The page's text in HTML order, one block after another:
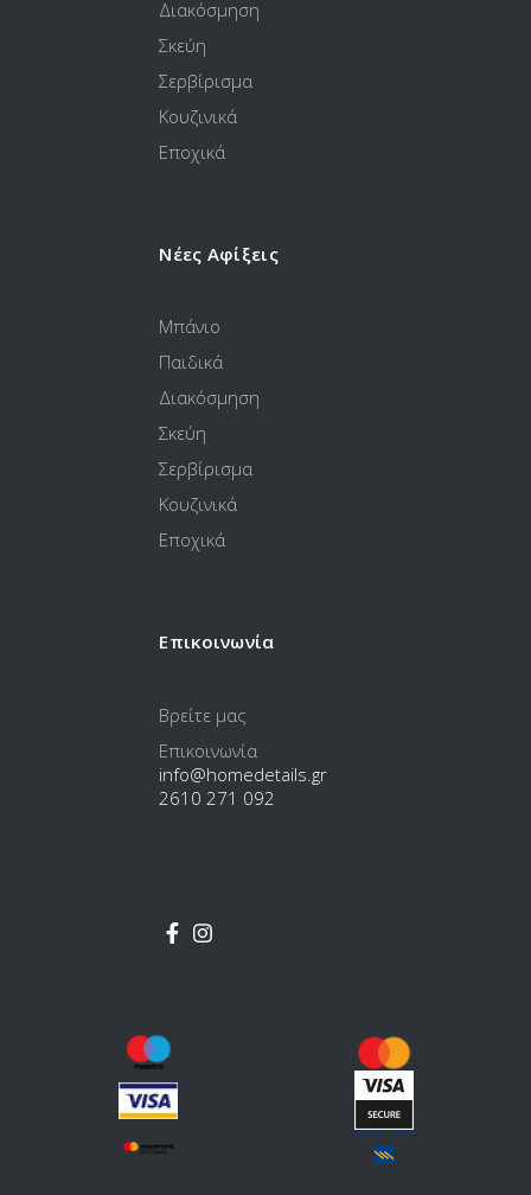
Διακόσμηση
Σκεύη
Σερβίρισμα
Κουζινικά
Εποχικά
Νέες Αφίξεις
Μπάνιο
Παιδικά
Διακόσμηση
Σκεύη
Σερβίρισμα
Κουζινικά
Εποχικά
Επικοινωνία
Βρείτε μας
Επικοινωνία
info@homedetails.gr
2610 271 092